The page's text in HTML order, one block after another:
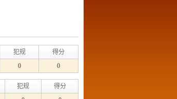
犯规
得分
0 0
犯规
得分